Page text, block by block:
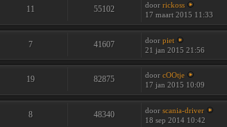
11 55102 door rickoss
17 maart 2015 11:33
7 41607 door piet
21 jan 2015 21:56
19 82875 door cOOtje
17 jan 2015 10:09
8 48340 door scania-driver
18 sep 2014 10:42